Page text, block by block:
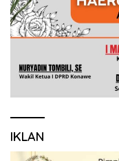
IKLAN